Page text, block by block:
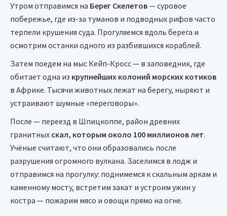
Утром отправимся на Берег Скелетов— суровое
побережье, где из-за туманов и подводных рифов часто
терпели крушения суда. Прогуляемся вдоль берега и
осмотрим останки одного из разбившихся кораблей.
Затем поедем на мыс Кейп-Кросс — в заповедник, где
обитает одна из крупнейших колоний морских котиков
в Африке. Тысячи животных лежат на берегу, ныряют и
устраивают шумные «переговоры».
После — переезд в Шпицкоппе, район древних
гранитных скал, которым около 100 миллионов лет.
Учёные считают, что они образовались после
разрушения огромного вулкана. Заселимся в лодж и
отправимся на прогулку: поднимемся к скальным аркам и
каменному мосту, встретим закат и устроим ужин у
костра — пожарим мясо и овощи прямо на огне.